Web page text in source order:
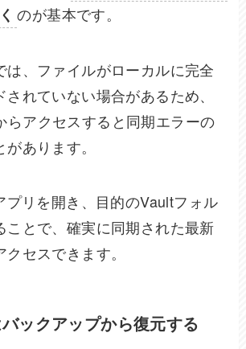
のが基本です。
は、ファイルがローカルに完全
れていない場合があるため、
らアクセスすると同期エラーの
あります。
リを開き、目的のVaultフォル
ことで、確実に同期された最新
セスできます。
ックアップから復元する